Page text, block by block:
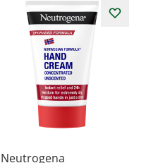
Neutrogena